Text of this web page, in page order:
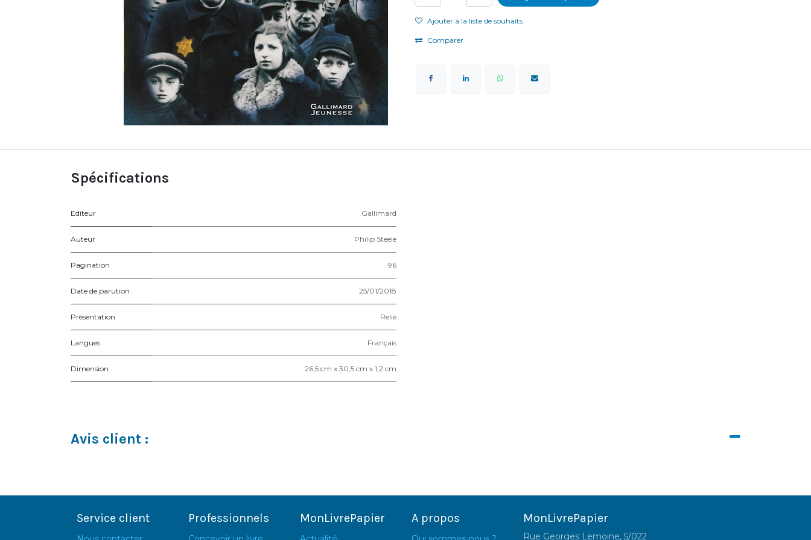
Ajouter à la liste de souhaits
Comparer
Spécifications
Editeur Gallimard
Auteur Philip Steele
Pagination 96
Date de parution 25/01/2018
Présentation Relié
Langues Français
Dimension 26,5 cm x 30,5 cm x 1,2 cm
Avis client :
Service client Professionnels MonLivrePapier A propos MonLivrePapier
Rue Georges Lemoine, 5/022